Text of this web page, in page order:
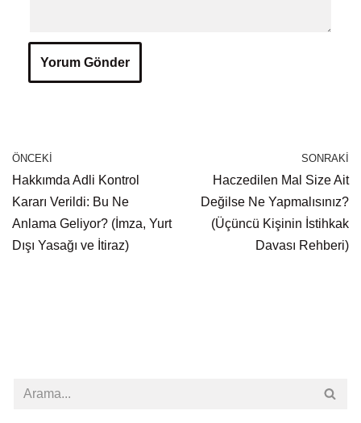
ÖNCEKI
Hakkımda Adli Kontrol
Kararı Verildi: Bu Ne
Anlama Geliyor? (İmza, Yurt
Dışı Yasağı ve İtiraz)
SONRAKI
Haczedilen Mal Size Ait
Değilse Ne Yapmalısınız?
(Üçüncü Kişinin İstihkak
Davası Rehberi)